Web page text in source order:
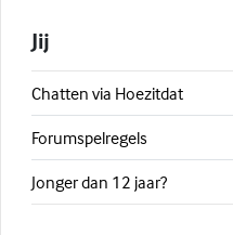
Jij
Chatten via Hoezitdat
Forumspelregels
Jonger dan 12 jaar?